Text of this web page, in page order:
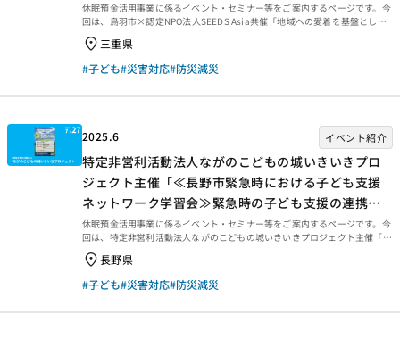
休眠預金活用事業に係るイベント・セミナー等をご案内するページです。今
回は、鳥羽市×認定NPO法人SEEDS Asia共催「地域への愛着を基盤とした
学校・地域安全モデル事業 防災リレー講座」を紹介します。 地域への愛着
を基盤とした学校・地域安全モデル事業 防災リレー講座 近年、自然災害
に加え、子どもたちを取り巻く事件や事故も多発しています。こうした多様
なリスクの中で、子どもの安心・安全を守り、そして「ここで暮らし続けた
いう問いでもあります。このたび、認定NPO法人SEEDS Asiaは鳥羽市との
三重県
#子ども#災害対応#防災減災
2025.6 イベント紹介
特定非営利活動法人ながのこどもの城いきいきプロ
ジェクト主催「≪長野市緊急時における子ども支援
ネットワーク学習会≫緊急時の子ども支援の連携に
ついて考える」のご案内
休眠預金活用事業に係るイベント・セミナー等をご案内するページです。今
回は、特定非営利活動法人ながのこどもの城いきいきプロジェクト主催「≪
長野市緊急時における子ども支援ネットワーク学習会≫緊急時の子ども支援
の連携について考える」を紹介します。 ≪長野市緊急時における子ども支援
ネットワーク学習会≫緊急時の子ども支援の連携について考える 長野市で
は、子ども支援に携わる関係者・災害支援NPO等と行政・社協がともに立ち
急時の子ども支援に向けた体制づくりを行っています。その活動の一環とし
長野県
#子ども#災害対応#防災減災